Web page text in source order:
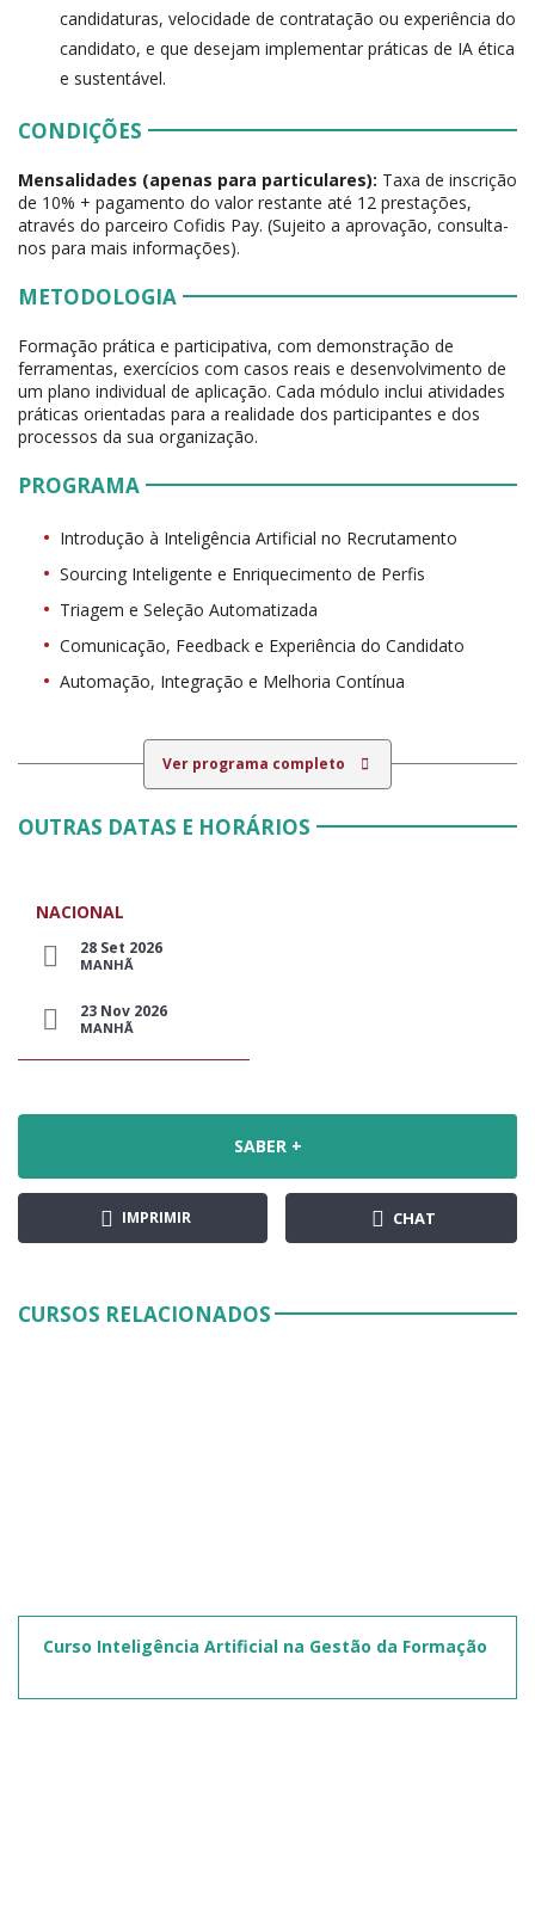
candidaturas, velocidade de contratação ou experiência do
candidato, e que desejam implementar práticas de IA ética
e sustentável.
CONDIÇÕES
Mensalidades (apenas para particulares): Taxa de inscrição
de 10% + pagamento do valor restante até 12 prestações,
através do parceiro Cofidis Pay. (Sujeito a aprovação, consulta-
nos para mais informações).
METODOLOGIA
Formação prática e participativa, com demonstração de
ferramentas, exercícios com casos reais e desenvolvimento de
um plano individual de aplicação. Cada módulo inclui atividades
práticas orientadas para a realidade dos participantes e dos
processos da sua organização.
PROGRAMA
Introdução à Inteligência Artificial no Recrutamento
Sourcing Inteligente e Enriquecimento de Perfis
Triagem e Seleção Automatizada
Comunicação, Feedback e Experiência do Candidato
Automação, Integração e Melhoria Contínua
Ver programa completo
OUTRAS DATAS E HORÁRIOS
NACIONAL
28 Set 2026
MANHÃ
23 Nov 2026
MANHÃ
SABER +
IMPRIMIR CHAT
CURSOS RELACIONADOS
Curso Inteligência Artificial na Gestão da Formação